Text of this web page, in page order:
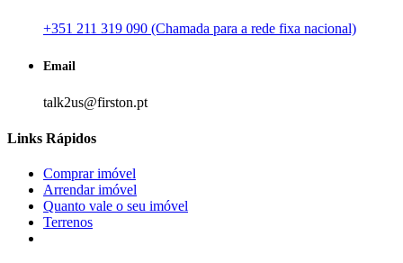
+351 211 319 090 (Chamada para a rede fixa nacional)
Email
talk2us@firston.pt
Links Rápidos
Comprar imóvel
Arrendar imóvel
Quanto vale o seu imóvel
Terrenos